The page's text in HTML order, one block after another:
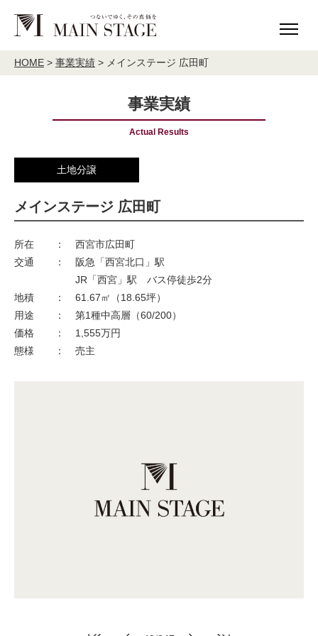
HOME > 事業実績 > メインステージ 広田町
事業実績
Actual Results
土地分譲
メインステージ 広田町
所在 ：
西宮市広田町
交通
：
阪急「西宮北口」駅
JR「西宮」駅 バス停徒歩2分
地積
：
61.67㎡（18.65坪）
用途
：
第1種中高層（60/200）
価格
：
1,555万円
態様
： 売主
HOME
MAIN STAGE について
アクセス
validie
事業実績
不動産情報
保有・管理物件一覧